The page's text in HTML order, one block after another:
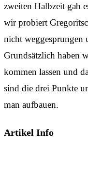
zweiten Halbzeit gab
wir probiert
nicht weggesprungen
Grundsätzlich haben
kommen lassen und
sind die drei Punkte
man aufbauen.
Artikel Info